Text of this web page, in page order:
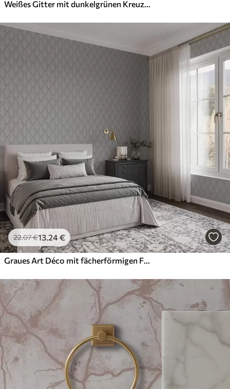
Weißes Gitter mit dunkelgrünen Kreuzen, geometrisches Muster
22.07€13.24€
Graues Art Déco mit fächerförmigen Formen